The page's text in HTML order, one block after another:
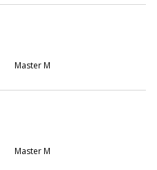
Master M
Master M